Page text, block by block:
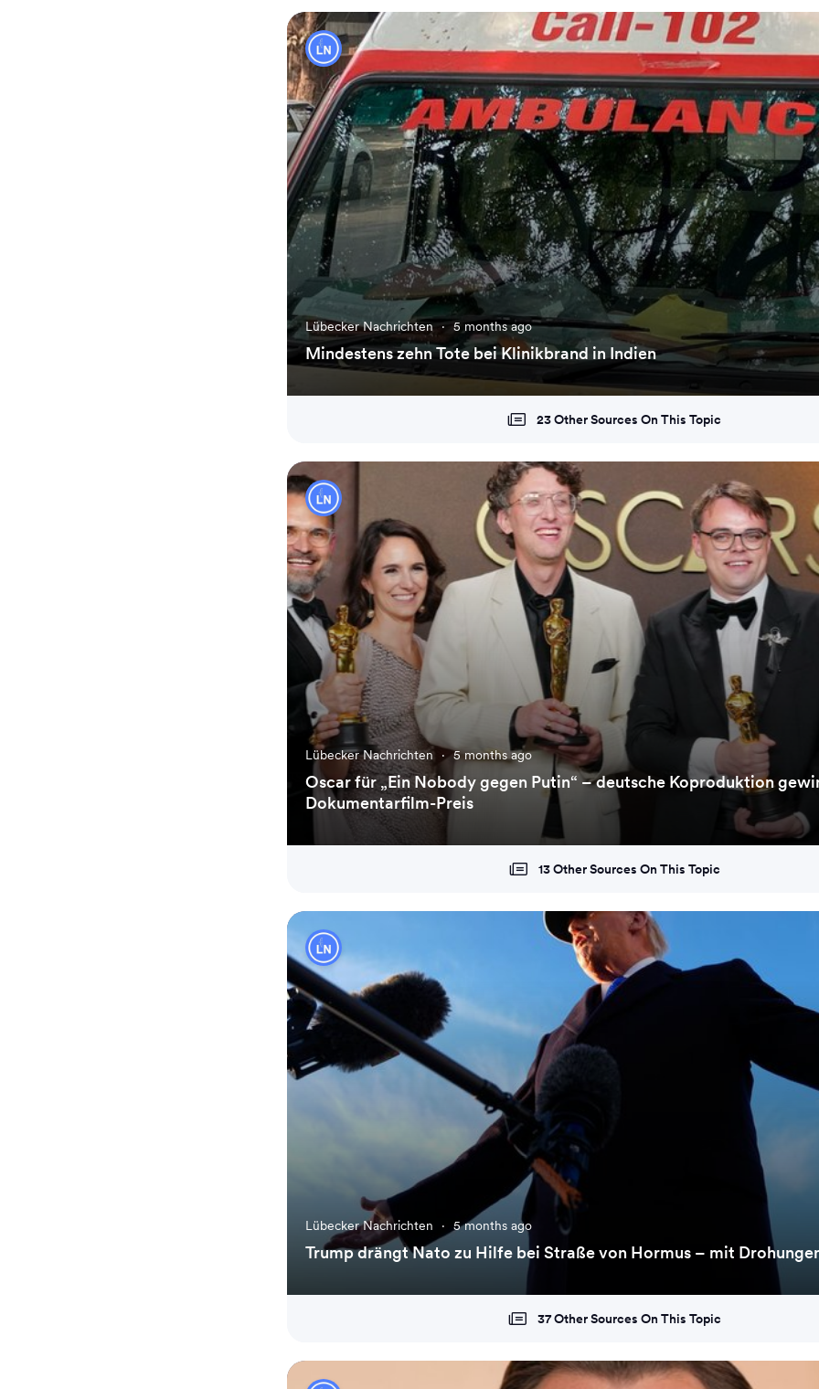
Lübecker Nachrichten · 5 months ago
Mindestens zehn Tote bei Klinikbrand in Indien
23 Other Sources On This Topic
Lübecker Nachrichten · 5 months ago
Oscar für „Ein Nobody gegen Putin“ – deutsche Koproduktion
Dokumentarfilm-Preis
13 Other Sources On This Topic
Lübecker Nachrichten · 5 months ago
Trump drängt Nato zu Hilfe bei Straße von Hormus – mit
37 Other Sources On This Topic